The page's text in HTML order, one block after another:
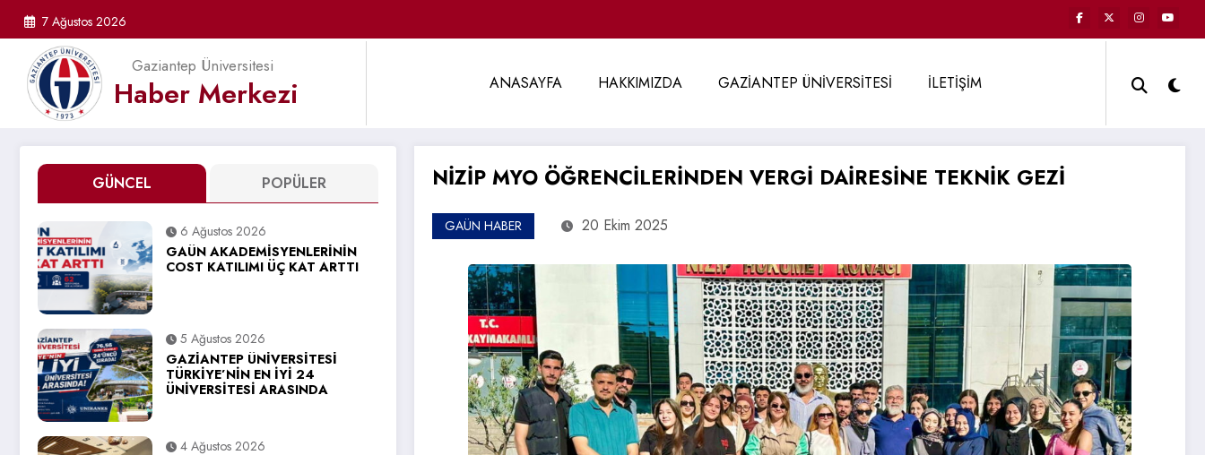
7 Ağustos 2026
Gaziantep Üniversitesi
Haber Merkezi ANASAYFA HAKKIMIZDA GAZİANTEP ÜNİVERSİTESİ İLETİŞİM
GÜNCEL POPÜLER
6 Ağustos 2026
GAÜN AKADEMİSYENLERİNİN
COST KATILIMI ÜÇ KAT ARTTI
5 Ağustos 2026
GAZİANTEP ÜNİVERSİTESİ
TÜRKİYE’NİN EN İYİ 24
ÜNİVERSİTESİ ARASINDA
4 Ağustos 2026
NİZİP MYO ÖĞRENCİLERİNDEN VERGİ DAİRESİNE TEKNİK GEZİ
GAÜN HABER 20 Ekim 2025